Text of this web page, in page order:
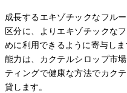
成長するエキゾチックなフル
区分に、よりエキゾチックな
めに利用できるように寄与し
能力は、カクテルシロップ市
ティングで健康な方法でカク
貸します。